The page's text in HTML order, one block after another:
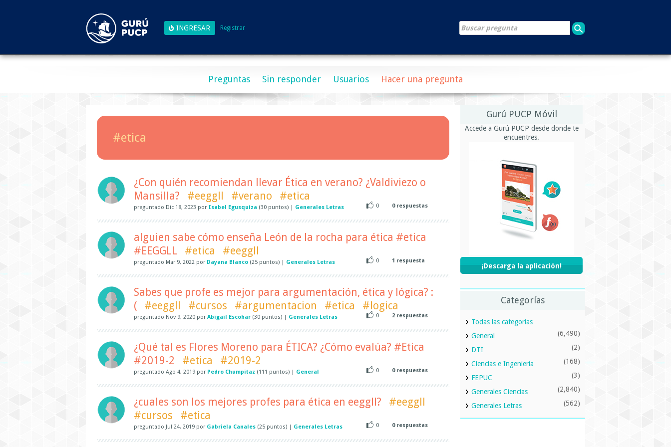
Registrar
Preguntas Sin responder Usuarios Hacer una pregunta
#etica
¿Con quién recomiendan llevar Ética en verano? ¿Valdiviezo o
Mansilla?
#eeggll #verano #etica
preguntado Dic 18, 2023 por Isabel Egusquiza (30 puntos) Generales Letras 0 0respuestas
alguien sabe cómo enseña León de la rocha para ética #etica
#EEGGLL
#etica #eeggll
preguntado Mar 9, 2022 por Dayana Blanco (25 puntos) Generales Letras 0 1 respuesta
Sabes que profe es mejor para argumentación, ética y lógica? :
(
#eeggll #cursos #argumentacion #etica #logica
preguntado Nov 9, 2020 por Abigail Escobar (30 puntos) Generales Letras 0 2 respuestas
¿Qué tal es Flores Moreno para ÉTICA? ¿Cómo evalúa? #Etica
#2019-2
#etica #2019-2
preguntado Ago 4, 2019 por Pedro Chumpitaz (111 puntos) General 0 0respuestas
¿cuales son los mejores profes para ética en eeggll?
#eeggll
#cursos
#etica
preguntado Jul 24, 2019 por Gabriela Canales (25 puntos) Generales Letras 0 0respuestas
Gurú PUCP Móvil
Accede a Gurú PUCP desde donde te
encuentres.
¡Descarga la aplicación!
Categorías
Todas las categorías
General
(6,490)
DTI (2)
Ciencias e Ingeniería (168)
FEPUC (3)
Generales Ciencias (2,840)
Generales Letras (562)